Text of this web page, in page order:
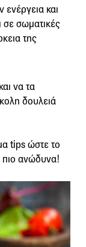
και
σε σωματικές
της
να τα
δουλειά
tips ώστε το
πιο ανώδυνα!